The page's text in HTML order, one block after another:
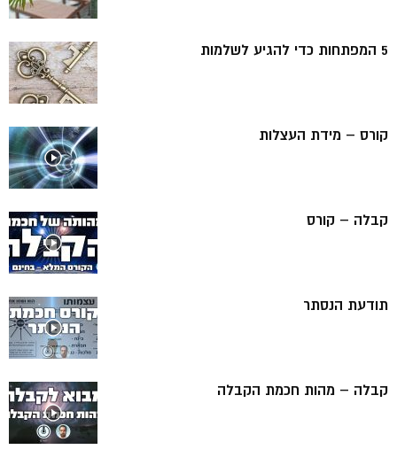
5 המפתחות כדי להגיע לשלמות
קורס – מידת העצלות
קבלה – קורס
תודעת הנסתר
קבלה – מהות חכמת הקבלה